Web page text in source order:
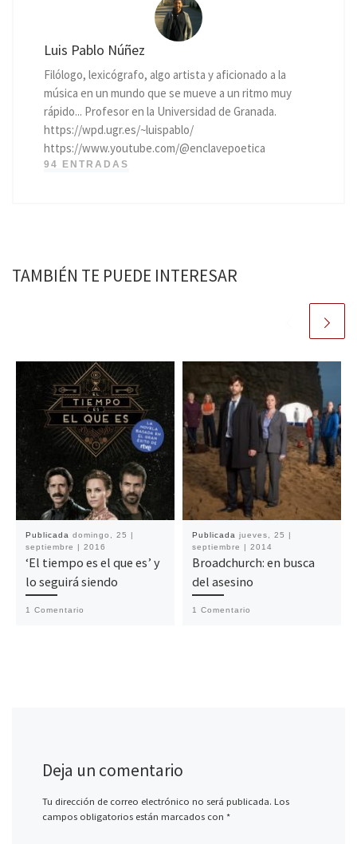
Luis Pablo Núñez
Filólogo, lexicógrafo, algo artista y aficionado a la
música en un mundo que se mueve a un ritmo muy
rápido... Profesor en la Universidad de Granada.
https://wpd.ugr.es/~luispablo/
https://www.youtube.com/@enclavepoetica
94 ENTRADAS
TAMBIÉN TE PUEDE INTERESAR
Publicada domingo, 25 |
septiembre | 2016
‘El tiempo es el que es’ y
lo seguirá siendo
1 Comentario
Publicada jueves, 25 |
septiembre | 2014
Broadchurch: en busca
del asesino
1 Comentario
Deja un comentario
Tu dirección de correo electrónico no será publicada. Los
campos obligatorios están marcados con *